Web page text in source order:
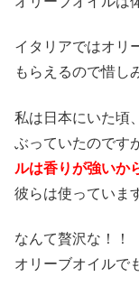
イタリアではオリ
もらえるので惜し
私は日本にいた頃、
ぶっていたのです
ルは香りが強いか
彼らは使っていま
なんて贅沢な！！
オリーブオイルで